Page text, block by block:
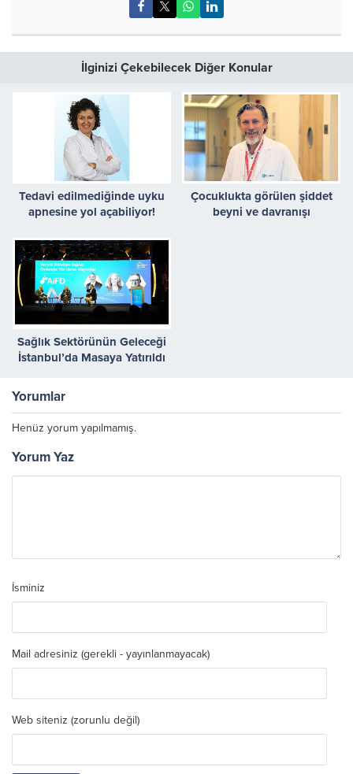
İlginizi Çekebilecek Diğer Konular
Tedavi edilmediğinde uyku
apnesine yol açabiliyor!
Çocuklukta görülen şiddet
beyni ve davranışı
Sağlık Sektörünün Geleceği
İstanbul’da Masaya Yatırıldı
Yorumlar
Henüz yorum yapılmamış.
Yorum Yaz
İsminiz
Mail adresiniz (gerekli - yayınlanmayacak)
Web siteniz (zorunlu değil)